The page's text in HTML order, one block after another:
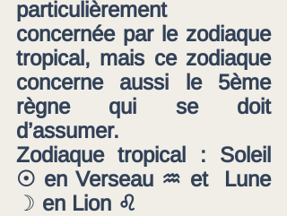
particulièrement
concernée par le zodiaque
tropical, mais ce zodiaque
concerne aussi le 5ème
règne qui se doit
d’assumer.
Zodiaque tropical : Soleil
☉ en Verseau ♒ et  Lune
☽ en Lion ♌